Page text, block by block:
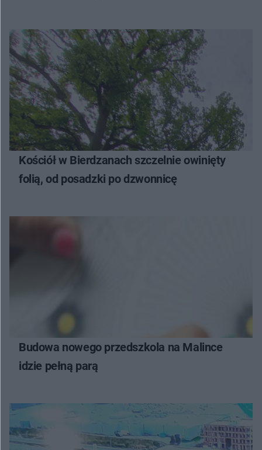
Kościół w Bierdzanach szczelnie owinięty
folią, od posadzki po dzwonnicę
Budowa nowego przedszkola na Malince
idzie pełną parą